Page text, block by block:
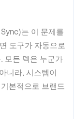
는 이 문제를
도구가 자동으로
모든 덱은 누군가
니라, 시스템이
본적으로 브랜드